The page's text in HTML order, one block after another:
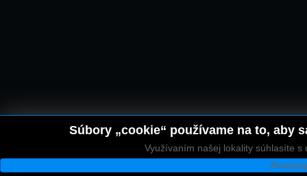
Súbory „cookie“ používame na to, aby
Využívaním našej lokality súhlasíte s